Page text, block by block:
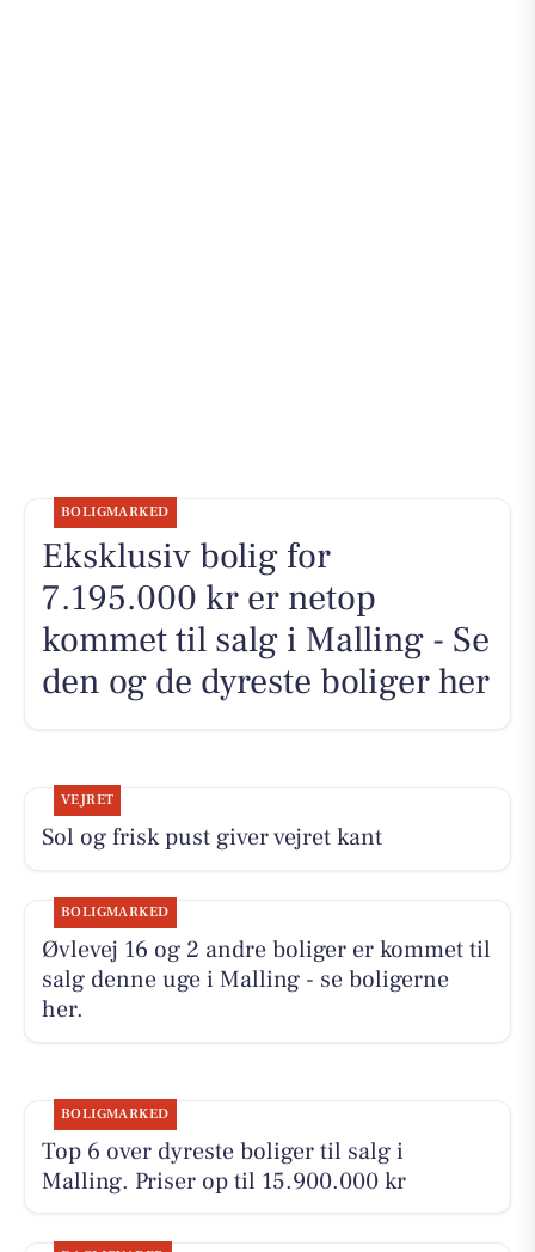
BOLIGMARKED
Eksklusiv bolig for
7.195.000 kr er netop
kommet til salg i Malling - Se
den og de dyreste boliger her
VEJRET
Sol og frisk pust giver vejret kant
BOLIGMARKED
Øvlevej 16 og 2 andre boliger er kommet til
salg denne uge i Malling - se boligerne
her.
BOLIGMARKED
Top 6 over dyreste boliger til salg i
Malling. Priser op til 15.900.000 kr